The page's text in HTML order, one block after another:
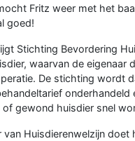
Fritz weer met het
goed!
Stichting Bevordering
waarvan de eigenaar
De stichting wordt
onderhandeld
gewond huisdier snel
van Huisdierenwelzijn doet